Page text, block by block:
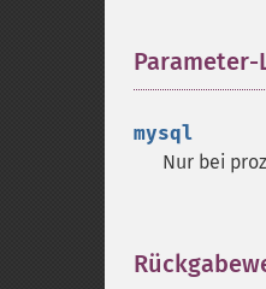
Parameter-
mysql
Nur bei